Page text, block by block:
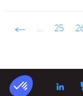
‹ précédent
… 25